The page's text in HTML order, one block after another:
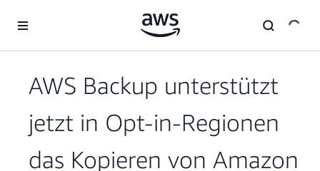
Überspringen zum Hauptinhalt
AWS Backup unterstützt
jetzt in Opt-in-Regionen
das Kopieren von Amazon